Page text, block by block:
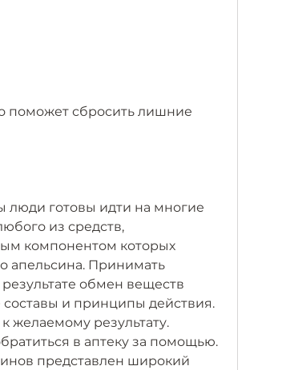
поможет сбросить лишние
люди готовы идти на многие
из средств,
компонентом которых
апельсина. Принимать
обмен веществ
и принципы действия.
желаемому результату.
в аптеку за помощью.
представлен широкий